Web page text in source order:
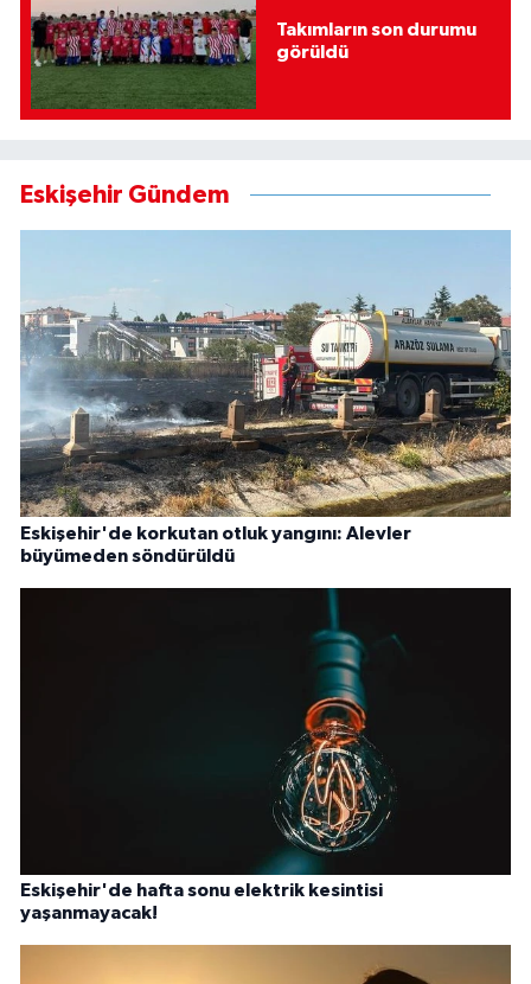
Takımların son durumu
görüldü
Eskişehir Gündem
Eskişehir'de korkutan otluk yangını: Alevler
büyümeden söndürüldü
Eskişehir'de hafta sonu elektrik kesintisi
yaşanmayacak!